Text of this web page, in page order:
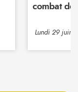
combat de
Lundi 29 juin